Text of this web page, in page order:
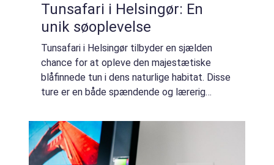
Tunsafari i Helsingør: En
unik søoplevelse
Tunsafari i Helsingør tilbyder en sjælden
chance for at opleve den majestætiske
blåfinnede tun i dens naturlige habitat. Disse
ture er en både spændende og lærerig